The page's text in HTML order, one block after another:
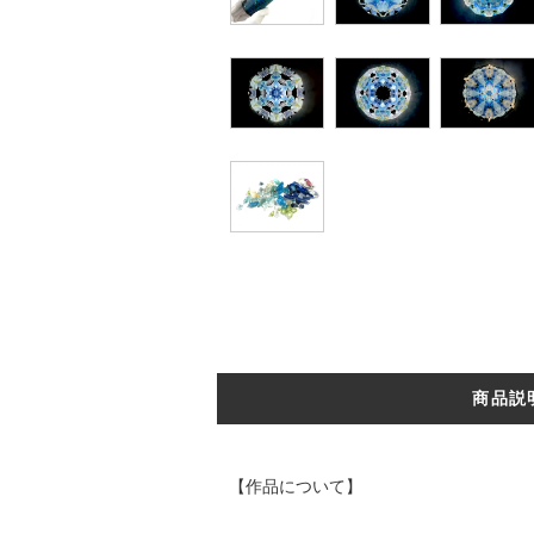
商品説
【作品について】